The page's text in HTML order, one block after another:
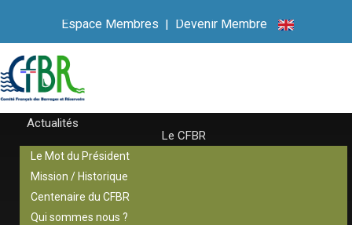
Espace Membres | Devenir Membre
Actualités
Le CFBR
Le Mot du Président
Mission / Historique
Centenaire du CFBR
Qui sommes nous ?